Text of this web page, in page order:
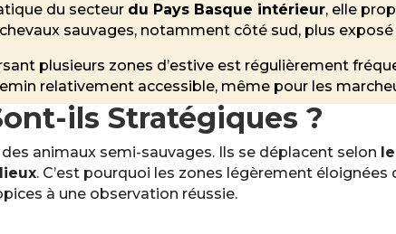
du secteur du Pays Basque intérieur, elle
sauvages, notamment côté sud, plus exposé
plusieurs zones d’estive est régulièrement
relativement accessible, même pour les
ils Stratégiques ?
animaux semi-sauvages. Ils se déplacent selon
. C’est pourquoi les zones légèrement éloignées
à une observation réussie.